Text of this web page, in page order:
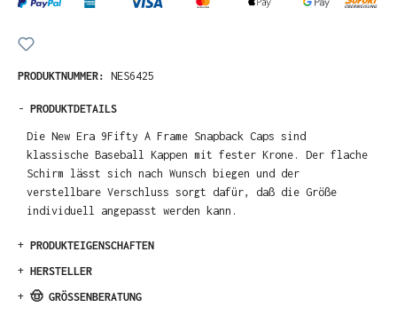
PRODUKTNUMMER: NES6425
- PRODUKTDETAILS
Die New Era 9Fifty A Frame Snapback Caps sind
klassische Baseball Kappen mit fester Krone. Der flache
Schirm lässt sich nach Wunsch biegen und der
verstellbare Verschluss sorgt dafür, daß die Größe
individuell angepasst werden kann.
+ PRODUKTEIGENSCHAFTEN
+ HERSTELLER
+ 🤠 GRÖSSENBERATUNG